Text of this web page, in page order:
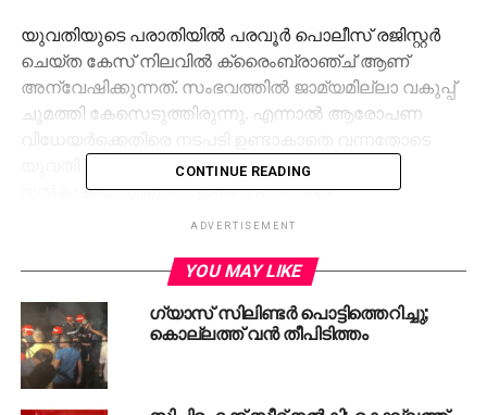
യുവതിയുടെ പരാതിയില്‍ പരവൂര്‍ പൊലീസ് രജിസ്റ്റര്‍
ചെയ്ത കേസ് നിലവില്‍ ക്രൈംബ്രാഞ്ച് ആണ്
അന്വേഷിക്കുന്നത്. സംഭവത്തില്‍ ജാമ്യമില്ലാ വകുപ്പ്
ചുമത്തി കേസെടുത്തിരുന്നു. എന്നാല്‍ ആരോപണ
യുവതി മുഖ്യമന്ത്രിക്ക് ഉള്‍പ്പെടെ പരാതി
നല്‍കുകയായിരുന്നു. ഇതിന് പിന്നാലെ
തിരുവനന്തപുരം റേഞ്ച് ഡിഐജി
മര്‍ദിച്ചു എന്നതുള്‍പ്പെടെ ആരോപണം നേരിടുന്ന വനിത
പത്തനംതിട്ടയിലേക്ക് ആണ് എസ്‌ഐ ആശയെ സ്ഥലം
മാറ്റിയത്. കേസിലെ ഒന്നാംപ്രതിയും പരാതിക്കാരിയുടെ
ഭര്‍ത്താവുമായ വര്‍ക്കല എസ്‌ഐ അഭിഷേക്
CONTINUE READING
ADVERTISEMENT
YOU MAY LIKE
ഗ്യാസ് സിലിണ്ടര്‍ പൊട്ടിത്തെറിച്ചു;
കൊല്ലത്ത് വന്‍ തീപിടിത്തം